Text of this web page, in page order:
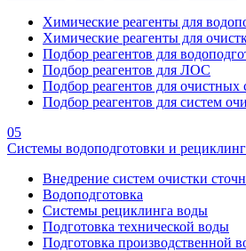
Химические реагенты для
Химические реагенты для
Подбор реагентов для
Подбор реагентов для ЛОС
Подбор реагентов для очистных
Подбор реагентов для систем
05
Системы водоподготовки и
Внедрение систем очистки
Водоподготовка
Системы рециклинга воды
Подготовка технической воды
Подготовка производственной